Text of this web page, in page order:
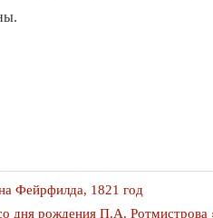
Фейрфилда, 1821 год
дня рождения П.А. Ротмистрова